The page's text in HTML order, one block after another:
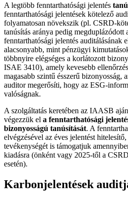
A legtöbb fenntarthatósági jelentés
fenntarthatósági jelentések kötelező
folyamatosan növekszik (pl. CSRD-
tanúsítás aránya pedig megduplázódott
fenntarthatósági jelentés auditálásának
alacsonyabb, mint pénzügyi
többnyire elégséges a korlátozott
ISAE 3410), amely kevesebb
magasabb szintű ésszerű bizonyosság,
auditor megerősíti, hogy az ESG-
valóságnak.
A szolgáltatás keretében az IAASB
végezzük el a fenntarthatósági
bizonyosságú tanúsítását. A
elvégzésével az éves jelentést
tevékenységét is támogatjuk
kiadásra (önként vagy 2025-től a
esetén).
Karbonjelentések